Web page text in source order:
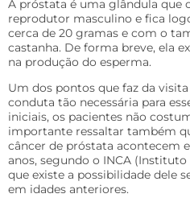
A próstata é uma glândula que
reprodutor masculino e fica
cerca de 20 gramas e com o
castanha. De forma breve, ela
na produção do esperma.
Um dos pontos que faz da
conduta tão necessária para
iniciais, os pacientes não
importante ressaltar também
câncer de próstata acontecem
anos, segundo o INCA
que existe a possibilidade dele
em idades anteriores.